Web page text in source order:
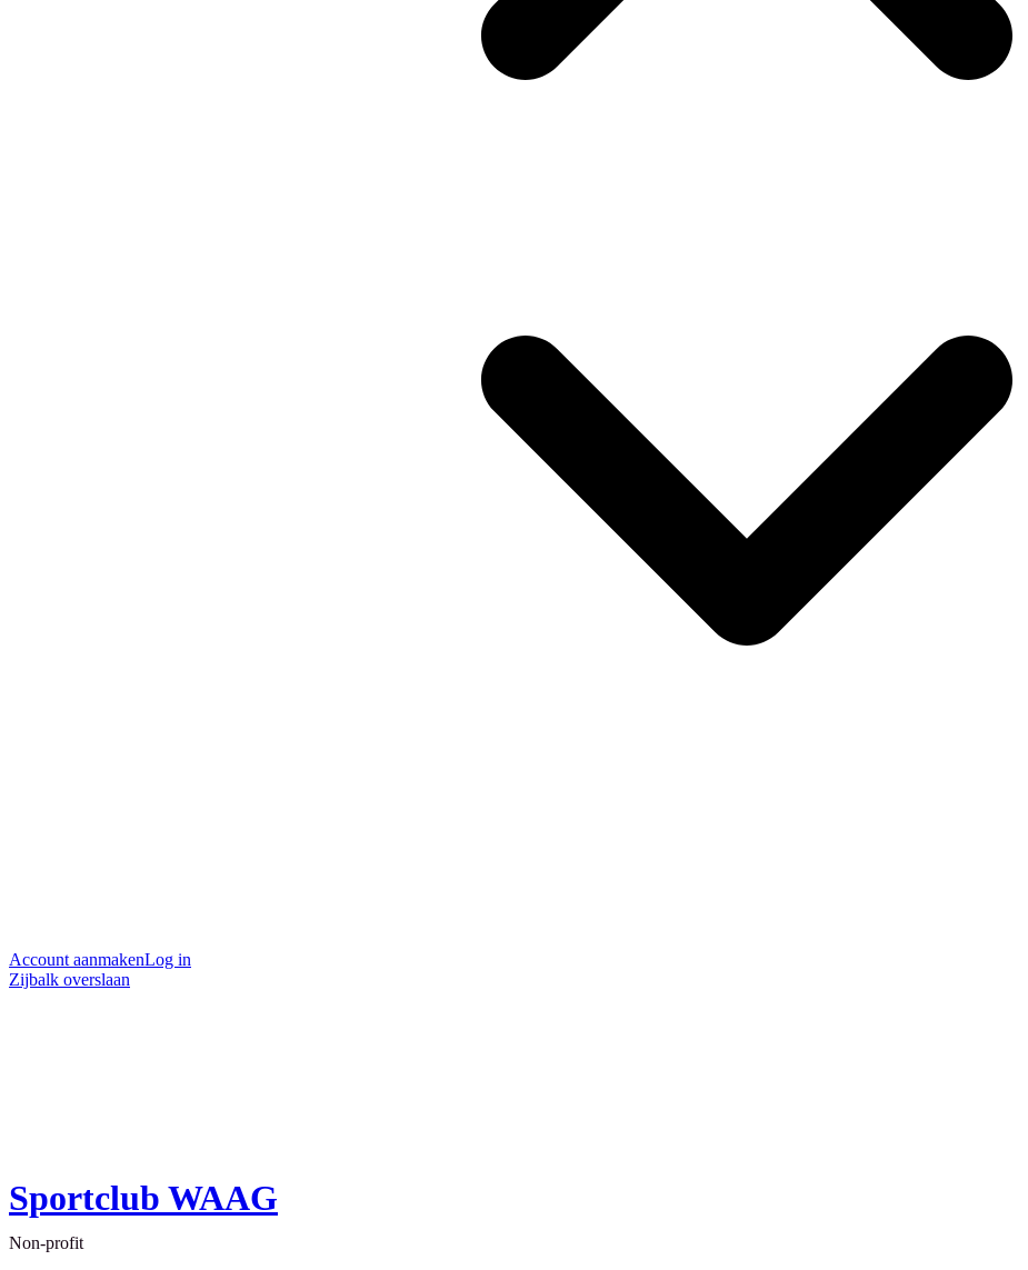
Account aanmakenLog in
Zijbalk overslaan
Sportclub WAAG
Non-profit